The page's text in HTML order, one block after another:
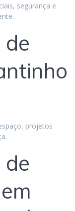
segurança e
de
projetos
de